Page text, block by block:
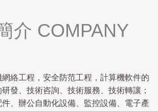
介 COMPANY
網絡工程，安全防范工程，計算機軟件的
發、技術咨詢、技術服務、技術轉讓；
、辦公自動化設備、監控設備、電子產